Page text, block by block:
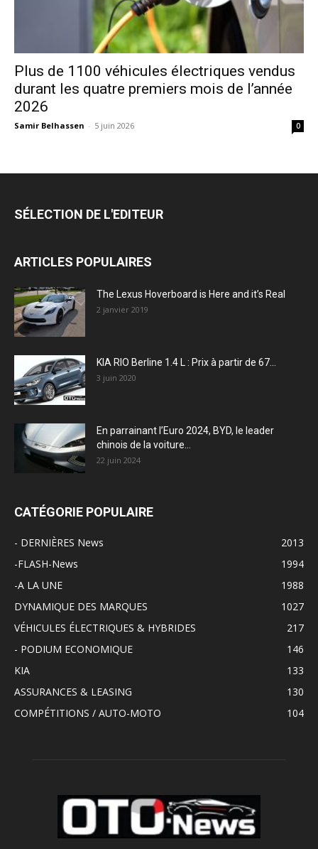
Plus de 1100 véhicules électriques vendus
durant les quatre premiers mois de l’année
2026
Samir Belhassen - 5 juin 2026 0
SÉLECTION DE L'EDITEUR
ARTICLES POPULAIRES
The Lexus Hoverboard is Here and it’s Real
2 janvier 2019
KIA RIO Berline 1.4 L : Prix à partir de 67...
3 juin 2020
En parrainant l’Euro 2024, BYD, le leader
chinois de la voiture...
22 juin 2024
CATÉGORIE POPULAIRE
- DERNIÈRES News
2013
-FLASH-News
1994
-A LA UNE
1988
DYNAMIQUE DES MARQUES
1027
VÉHICULES ÉLECTRIQUES & HYBRIDES
217
- PODIUM ECONOMIQUE
146
KIA
133
ASSURANCES & LEASING
130
COMPÉTITIONS / AUTO-MOTO
104